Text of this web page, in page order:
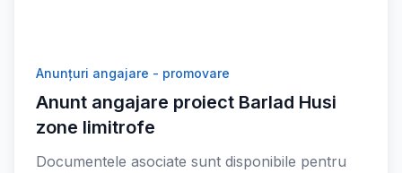
Anunțuri angajare - promovare
Anunt angajare proiect Barlad Husi
zone limitrofe
Documentele asociate sunt disponibile pentru